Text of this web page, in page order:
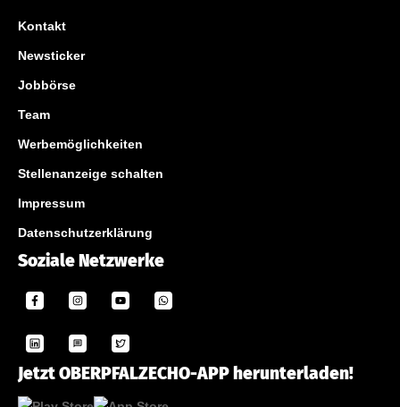
Kontakt
Newsticker
Jobbörse
Team
Werbemöglichkeiten
Stellenanzeige schalten
Impressum
Datenschutzerklärung
Soziale Netzwerke
Jetzt OBERPFALZECHO-APP herunterladen!